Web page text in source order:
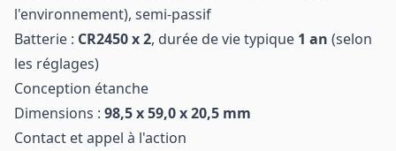
l'environnement), semi-passif
Batterie : CR2450 x 2, durée de vie typique 1 an (selon
les réglages)
Conception étanche
Dimensions : 98,5 x 59,0 x 20,5 mm
Contact et appel à l'action